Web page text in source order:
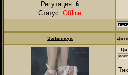
Репутация: 6
Статус: Offline
Stefaniaya